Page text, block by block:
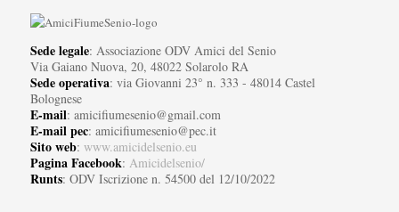
Sede legale: Associazione ODV Amici del Senio
Via Gaiano Nuova, 20, 48022 Solarolo RA
Sede operativa: via Giovanni 23° n. 333 - 48014 Castel
Bolognese
E-mail: amicifiumesenio@gmail.com
E-mail pec: amicifiumesenio@pec.it
Sito web: www.amicidelsenio.eu
Pagina Facebook: Amicidelsenio/
Runts: ODV Iscrizione n. 54500 del 12/10/2022